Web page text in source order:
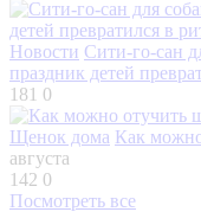
Новости Сити-го-сан
праздник детей
181 0
Щенок дома Как
августа
142 0
Посмотреть все